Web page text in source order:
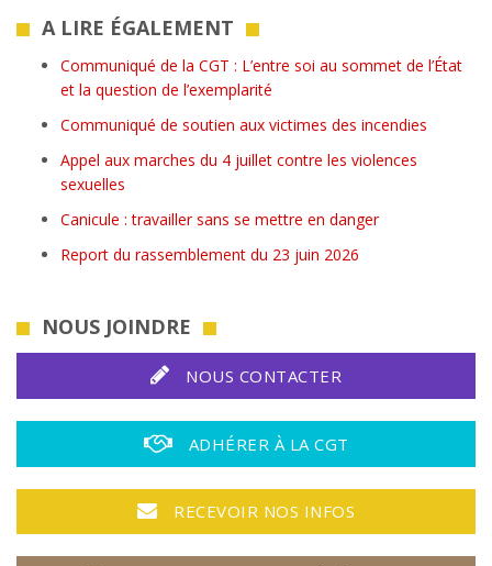
A LIRE ÉGALEMENT
Communiqué de la CGT : L’entre soi au sommet de l’État
et la question de l’exemplarité
Communiqué de soutien aux victimes des incendies
Appel aux marches du 4 juillet contre les violences
sexuelles
Canicule : travailler sans se mettre en danger
Report du rassemblement du 23 juin 2026
NOUS JOINDRE
NOUS CONTACTER
ADHÉRER À LA CGT
RECEVOIR NOS INFOS